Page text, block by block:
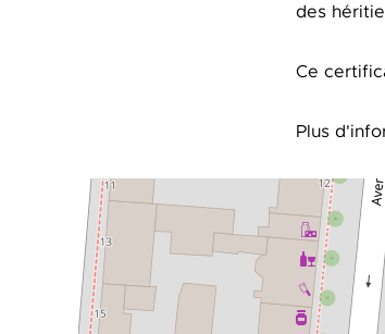
des
Ce
Plus